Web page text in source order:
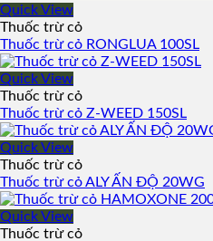
Quick View
Thuốc trừ cỏ
Thuốc trừ cỏ RONGLUA 100SL
Quick View
Thuốc trừ cỏ
Thuốc trừ cỏ Z-WEED 150SL
Quick View
Thuốc trừ cỏ
Thuốc trừ cỏ ALY ẤN ĐỘ 20WG
Quick View
Thuốc trừ cỏ